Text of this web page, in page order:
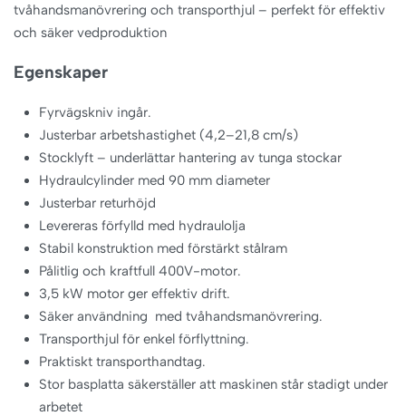
tvåhandsmanövrering och transporthjul – perfekt för effektiv
och säker vedproduktion
Egenskaper
Fyrvägskniv ingår.
Justerbar arbetshastighet (4,2–21,8 cm/s)
Stocklyft – underlättar hantering av tunga stockar
Hydraulcylinder med 90 mm diameter
Justerbar returhöjd
Levereras förfylld med hydraulolja
Stabil konstruktion med förstärkt stålram
Pålitlig och kraftfull 400V-motor.
3,5 kW motor ger effektiv drift.
Säker användning med tvåhandsmanövrering.
Transporthjul för enkel förflyttning.
Praktiskt transporthandtag.
Stor basplatta säkerställer att maskinen står stadigt under
arbetet